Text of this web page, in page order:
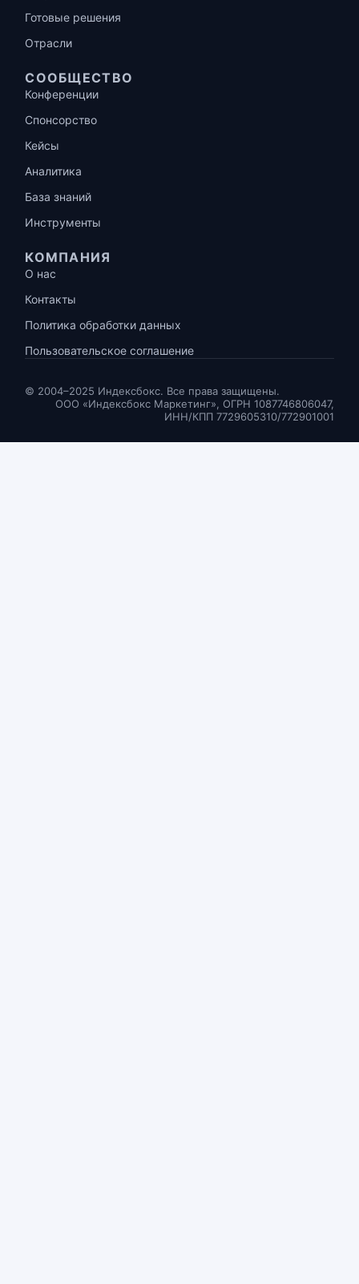
Готовые решения
Отрасли
СООБЩЕСТВО
Конференции
Спонсорство
Кейсы
Аналитика
База знаний
Инструменты
КОМПАНИЯ
О нас
Контакты
Политика обработки данных
Пользовательское соглашение
© 2004–2025 Индексбокс. Все права защищены.
ООО «Индексбокс Маркетинг», ОГРН 1087746806047,
ИНН/КПП 7729605310/772901001